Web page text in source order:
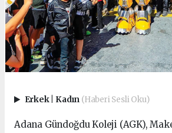
Erkek Kadın (Haberi Sesli Oku)
Adana Gündoğdu Koleji (AGK),